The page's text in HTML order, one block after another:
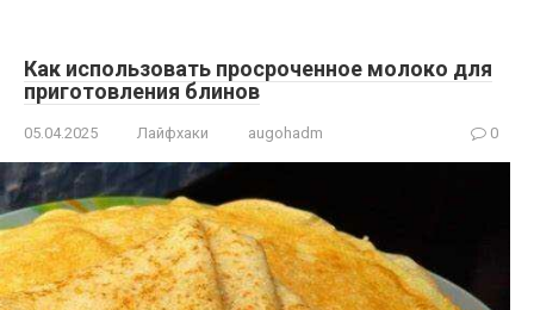
Как использовать просроченное молоко для
приготовления блинов
05.04.2025 Лайфхаки augohadm 0